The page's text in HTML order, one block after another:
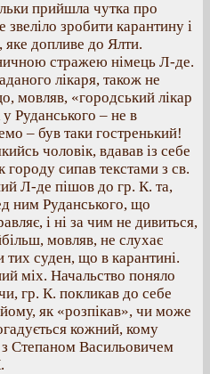
прийшла чутка про
звеліло зробити карантину і
допливе до Ялти.
стражею німець Л-де.
лікаря, також не
мовляв, «городський лікар
Руданського – не в
– був таки гостренький!
чоловік, вдавав із себе
городу сипав текстами з св.
Л-де пішов до гр. К. та,
ним Руданського, що
і ні за чим не дивиться,
мовляв, не слухає
тих суден, що в карантині.
міх. Начальство поняло
гр. К. покликав до себе
як «розпікав», чи може
кожний, кому
з Степаном Васильовичем